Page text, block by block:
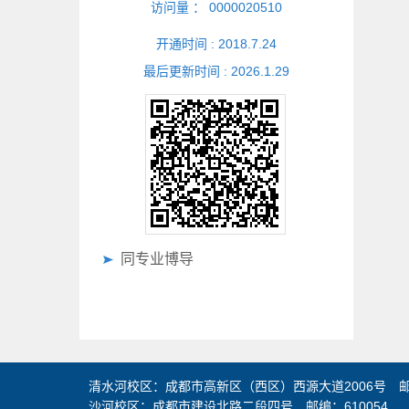
访问量 ： 0000020510
开通时间 : 2018 7 24
最后更新时间 : 2026 1 29
同专业博导
清水河校区：成都市高新区（西区）西源大道2006号